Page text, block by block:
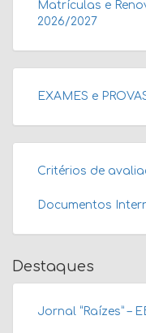
Matrículas e
2026/2027
EXAMES e
Critérios de
Documentos
Destaques
Jornal “Raízes” –